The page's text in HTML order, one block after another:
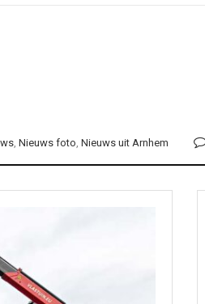
, Nieuws foto, Nieuws uit Arnhem